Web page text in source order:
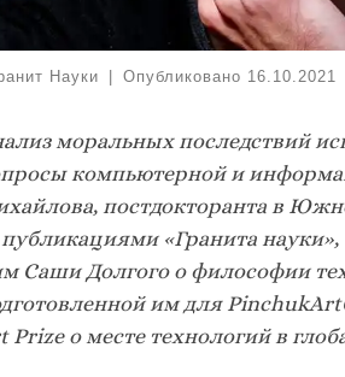
Науки Опубликовано 16.10.2021
моральных последствий
компьютерной и
постдокторанта в
публикациями «Гранита
Саши Долгого о философии
им для
Prize о месте технологий в